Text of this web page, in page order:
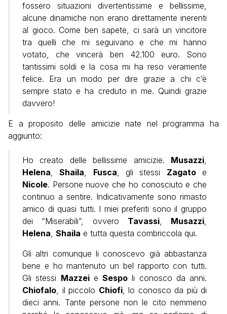
fossero situazioni divertentissime e bellissime,
alcune dinamiche non erano direttamente inerenti
al gioco. Come ben sapete, ci sarà un vincitore
tra quelli che mi seguivano e che mi hanno
votato, che vincerà ben 42.100 euro. Sono
tantissimi soldi e la cosa mi ha reso veramente
felice. Era un modo per dire grazie a chi c’è
sempre stato e ha creduto in me. Quindi grazie
davvero!
E a proposito delle amicizie nate nel programma ha
aggiunto:
Ho creato delle bellissime amicizie. Musazzi,
Helena,Shaila, Fusca, gli stessi Zagatoe
Nicole. Persone nuove che ho conosciuto e che
continuo a sentire. Indicativamente sono rimasto
amico di quasi tutti. I miei preferiti sono il gruppo
dei “Miserabili”, ovvero Tavassi, Musazzi,
Helena, Shaila e tutta questa combriccola qui.
Gli altri comunque li conoscevo già abbastanza
bene e ho mantenuto un bel rapporto con tutti.
Gli stessi Mazzeie Sespo li conosco da anni.
Chiofalo, il piccolo Chiofi, lo conosco da più di
dieci anni. Tante persone non le cito nemmeno